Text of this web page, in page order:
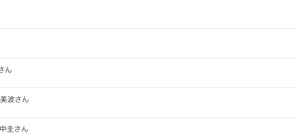
ん
波さん
圭さん